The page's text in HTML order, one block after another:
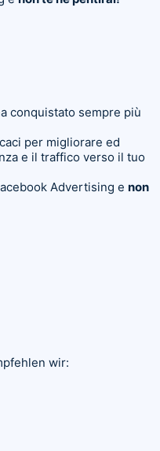
conquistato sempre più
per migliorare ed
e il traffico verso il tuo
Advertising e non
wir: